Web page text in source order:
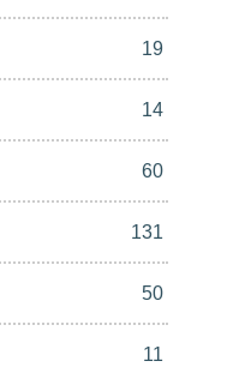
19
14
60
131
50
11